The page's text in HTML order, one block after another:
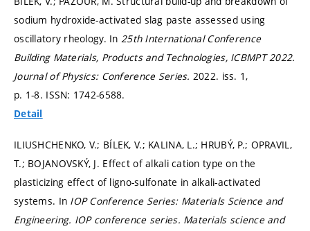
sodium hydroxide-activated slag paste assessed using
oscillatory rheology. In 25th International Conference
Building Materials, Products and Technologies, ICBMPT 2022.
Journal of Physics: Conference Series. 2022. iss. 1,
p. 1-8. ISSN: 1742-6588.
Detail
ILIUSHCHENKO, V.; BÍLEK, V.; KALINA, L.; HRUBÝ, P.; OPRAVIL,
T.; BOJANOVSKÝ, J. Effect of alkali cation type on the
plasticizing effect of ligno-sulfonate in alkali-activated
systems. In IOP Conference Series: Materials Science and
Engineering. IOP conference series. Materials science and